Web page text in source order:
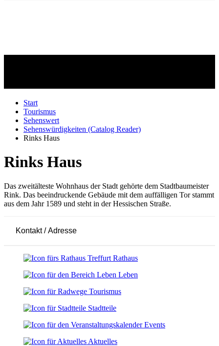
Start
Tourismus
Sehenswert
Sehenswürdigkeiten (Catalog Reader)
Rinks Haus
Rinks Haus
Das zweitälteste Wohnhaus der Stadt gehörte dem Stadtbaumeister
Rink. Das beeindruckende Gebäude mit dem auffälligen Tor stammt
aus dem Jahr 1589 und steht in der Hessischen Straße.
Kontakt / Adresse
Rathaus
Leben
Tourismus
Stadtteile
Events
Aktuelles